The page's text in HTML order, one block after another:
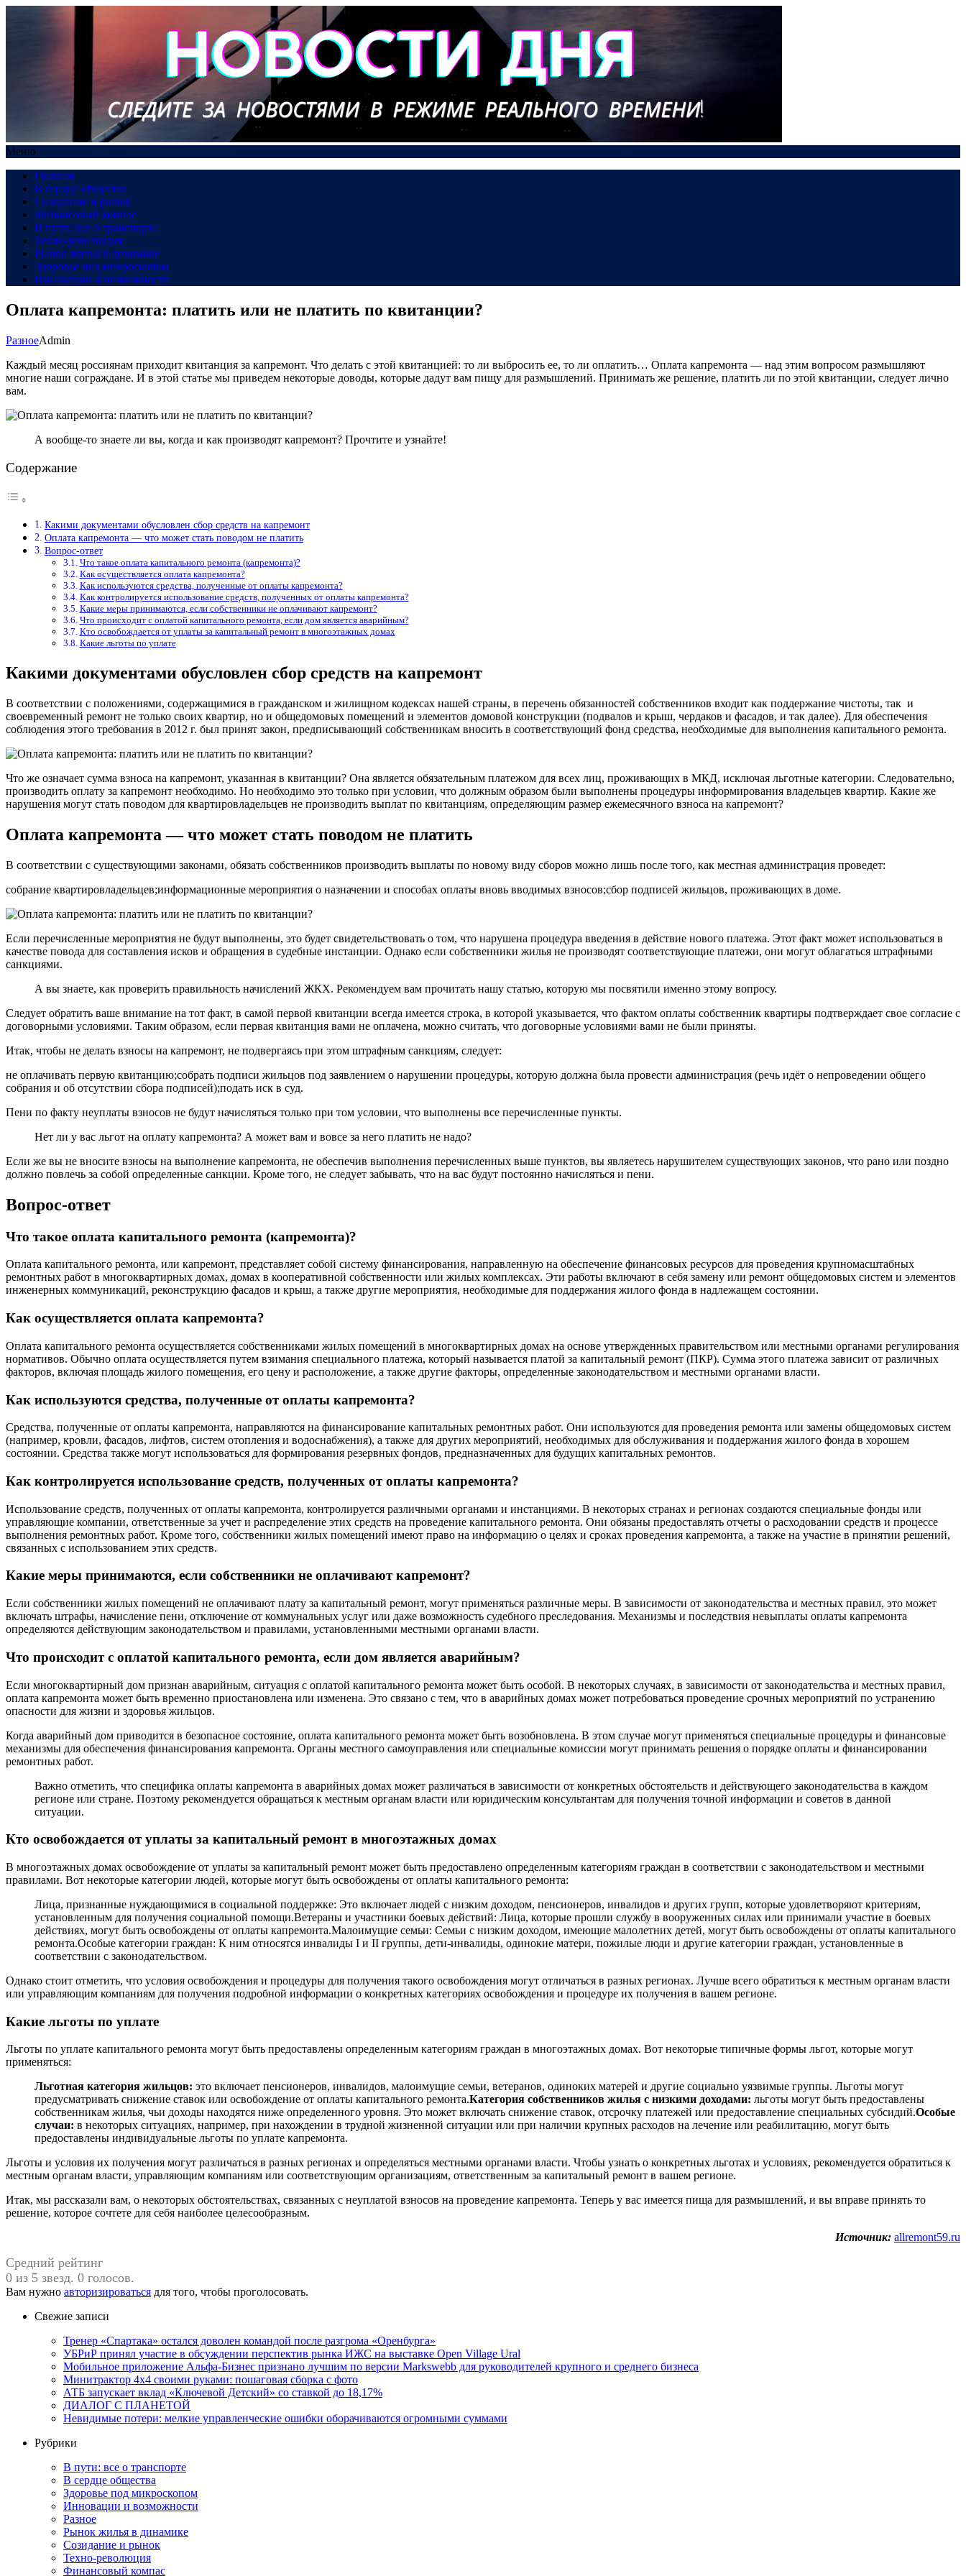
Меню
Главная
В сердце общества
Созидание и рынок
Финансовый компас
В пути: все о транспорте
Техно-революция
Рынок жилья в динамике
Здоровье под микроскопом
Инновации и возможности
Оплата капремонта: платить или не платить по квитанции?
РазноеAdmin
Каждый месяц россиянам приходит квитанция за капремонт. Что делать с этой квитанцией: то ли выбросить ее, то ли оплатить… Оплата капремонта — над этим вопросом размышляют
многие наши сограждане. И в этой статье мы приведем некоторые доводы, которые дадут вам пищу для размышлений. Принимать же решение, платить ли по этой квитанции, следует лично
вам.
А вообще-то знаете ли вы, когда и как производят капремонт? Прочтите и узнайте!
Содержание
Какими документами обусловлен сбор средств на капремонт
Оплата капремонта — что может стать поводом не платить
Вопрос-ответ
Что такое оплата капитального ремонта (капремонта)?
Как осуществляется оплата капремонта?
Как используются средства, полученные от оплаты капремонта?
Как контролируется использование средств, полученных от оплаты капремонта?
Какие меры принимаются, если собственники не оплачивают капремонт?
Что происходит с оплатой капитального ремонта, если дом является аварийным?
Кто освобождается от уплаты за капитальный ремонт в многоэтажных домах
Какие льготы по уплате
Какими документами обусловлен сбор средств на капремонт
В соответствии с положениями, содержащимися в гражданском и жилищном кодексах нашей страны, в перечень обязанностей собственников входит как поддержание чистоты, так и
своевременный ремонт не только своих квартир, но и общедомовых помещений и элементов домовой конструкции (подвалов и крыш, чердаков и фасадов, и так далее). Для обеспечения
соблюдения этого требования в 2012 г. был принят закон, предписывающий собственникам вносить в соответствующий фонд средства, необходимые для выполнения капитального ремонта.
Что же означает сумма взноса на капремонт, указанная в квитанции? Она является обязательным платежом для всех лиц, проживающих в МКД, исключая льготные категории. Следовательно,
производить оплату за капремонт необходимо. Но необходимо это только при условии, что должным образом были выполнены процедуры информирования владельцев квартир. Какие же
нарушения могут стать поводом для квартировладельцев не производить выплат по квитанциям, определяющим размер ежемесячного взноса на капремонт?
Оплата капремонта — что может стать поводом не платить
В соответствии с существующими законами, обязать собственников производить выплаты по новому виду сборов можно лишь после того, как местная администрация проведет:
собрание квартировладельцев;информационные мероприятия о назначении и способах оплаты вновь вводимых взносов;сбор подписей жильцов, проживающих в доме.
Если перечисленные мероприятия не будут выполнены, это будет свидетельствовать о том, что нарушена процедура введения в действие нового платежа. Этот факт может использоваться в
качестве повода для составления исков и обращения в судебные инстанции. Однако если собственники жилья не производят соответствующие платежи, они могут облагаться штрафными
санкциями.
А вы знаете, как проверить правильность начислений ЖКХ. Рекомендуем вам прочитать нашу статью, которую мы посвятили именно этому вопросу.
Следует обратить ваше внимание на тот факт, в самой первой квитанции всегда имеется строка, в которой указывается, что фактом оплаты собственник квартиры подтверждает свое согласие с
договорными условиями. Таким образом, если первая квитанция вами не оплачена, можно считать, что договорные условиями вами не были приняты.
Итак, чтобы не делать взносы на капремонт, не подвергаясь при этом штрафным санкциям, следует:
не оплачивать первую квитанцию;собрать подписи жильцов под заявлением о нарушении процедуры, которую должна была провести администрация (речь идёт о непроведении общего
собрания и об отсутствии сбора подписей);подать иск в суд.
Пени по факту неуплаты взносов не будут начисляться только при том условии, что выполнены все перечисленные пункты.
Нет ли у вас льгот на оплату капремонта? А может вам и вовсе за него платить не надо?
Если же вы не вносите взносы на выполнение капремонта, не обеспечив выполнения перечисленных выше пунктов, вы являетесь нарушителем существующих законов, что рано или поздно
должно повлечь за собой определенные санкции. Кроме того, не следует забывать, что на вас будут постоянно начисляться и пени.
Вопрос-ответ
Что такое оплата капитального ремонта (капремонта)?
Оплата капитального ремонта, или капремонт, представляет собой систему финансирования, направленную на обеспечение финансовых ресурсов для проведения крупномасштабных
ремонтных работ в многоквартирных домах, домах в кооперативной собственности или жилых комплексах. Эти работы включают в себя замену или ремонт общедомовых систем и элементов
инженерных коммуникаций, реконструкцию фасадов и крыш, а также другие мероприятия, необходимые для поддержания жилого фонда в надлежащем состоянии.
Как осуществляется оплата капремонта?
Оплата капитального ремонта осуществляется собственниками жилых помещений в многоквартирных домах на основе утвержденных правительством или местными органами регулирования
нормативов. Обычно оплата осуществляется путем взимания специального платежа, который называется платой за капитальный ремонт (ПКР). Сумма этого платежа зависит от различных
факторов, включая площадь жилого помещения, его цену и расположение, а также другие факторы, определенные законодательством и местными органами власти.
Как используются средства, полученные от оплаты капремонта?
Средства, полученные от оплаты капремонта, направляются на финансирование капитальных ремонтных работ. Они используются для проведения ремонта или замены общедомовых систем
(например, кровли, фасадов, лифтов, систем отопления и водоснабжения), а также для других мероприятий, необходимых для обслуживания и поддержания жилого фонда в хорошем
состоянии. Средства также могут использоваться для формирования резервных фондов, предназначенных для будущих капитальных ремонтов.
Как контролируется использование средств, полученных от оплаты капремонта?
Использование средств, полученных от оплаты капремонта, контролируется различными органами и инстанциями. В некоторых странах и регионах создаются специальные фонды или
управляющие компании, ответственные за учет и распределение этих средств на проведение капитального ремонта. Они обязаны предоставлять отчеты о расходовании средств и процессе
выполнения ремонтных работ. Кроме того, собственники жилых помещений имеют право на информацию о целях и сроках проведения капремонта, а также на участие в принятии решений,
связанных с использованием этих средств.
Какие меры принимаются, если собственники не оплачивают капремонт?
Если собственники жилых помещений не оплачивают плату за капитальный ремонт, могут применяться различные меры. В зависимости от законодательства и местных правил, это может
включать штрафы, начисление пени, отключение от коммунальных услуг или даже возможность судебного преследования. Механизмы и последствия невыплаты оплаты капремонта
определяются действующим законодательством и правилами, установленными местными органами власти.
Что происходит с оплатой капитального ремонта, если дом является аварийным?
Если многоквартирный дом признан аварийным, ситуация с оплатой капитального ремонта может быть особой. В некоторых случаях, в зависимости от законодательства и местных правил,
оплата капремонта может быть временно приостановлена или изменена. Это связано с тем, что в аварийных домах может потребоваться проведение срочных мероприятий по устранению
опасности для жизни и здоровья жильцов.
Когда аварийный дом приводится в безопасное состояние, оплата капитального ремонта может быть возобновлена. В этом случае могут применяться специальные процедуры и финансовые
механизмы для обеспечения финансирования капремонта. Органы местного самоуправления или специальные комиссии могут принимать решения о порядке оплаты и финансировании
ремонтных работ.
Важно отметить, что специфика оплаты капремонта в аварийных домах может различаться в зависимости от конкретных обстоятельств и действующего законодательства в каждом
регионе или стране. Поэтому рекомендуется обращаться к местным органам власти или юридическим консультантам для получения точной информации и советов в данной
ситуации.
Кто освобождается от уплаты за капитальный ремонт в многоэтажных домах
В многоэтажных домах освобождение от уплаты за капитальный ремонт может быть предоставлено определенным категориям граждан в соответствии с законодательством и местными
правилами. Вот некоторые категории людей, которые могут быть освобождены от оплаты капитального ремонта:
Лица, признанные нуждающимися в социальной поддержке: Это включает людей с низким доходом, пенсионеров, инвалидов и других групп, которые удовлетворяют критериям,
установленным для получения социальной помощи.Ветераны и участники боевых действий: Лица, которые прошли службу в вооруженных силах или принимали участие в боевых
действиях, могут быть освобождены от оплаты капремонта.Малоимущие семьи: Семьи с низким доходом, имеющие малолетних детей, могут быть освобождены от оплаты капитального
ремонта.Особые категории граждан: К ним относятся инвалиды I и II группы, дети-инвалиды, одинокие матери, пожилые люди и другие категории граждан, установленные в
соответствии с законодательством.
Однако стоит отметить, что условия освобождения и процедуры для получения такого освобождения могут отличаться в разных регионах. Лучше всего обратиться к местным органам власти
или управляющим компаниям для получения подробной информации о конкретных категориях освобождения и процедуре их получения в вашем регионе.
Какие льготы по уплате
Льготы по уплате капитального ремонта могут быть предоставлены определенным категориям граждан в многоэтажных домах. Вот некоторые типичные формы льгот, которые могут
применяться:
Льготная категория жильцов: это включает пенсионеров, инвалидов, малоимущие семьи, ветеранов, одиноких матерей и другие социально уязвимые группы. Льготы могут
предусматривать снижение ставок или освобождение от оплаты капитального ремонта.Категория собственников жилья с низкими доходами: льготы могут быть предоставлены
собственникам жилья, чьи доходы находятся ниже определенного уровня. Это может включать снижение ставок, отсрочку платежей или предоставление специальных субсидий.Особые
случаи: в некоторых ситуациях, например, при нахождении в трудной жизненной ситуации или при наличии крупных расходов на лечение или реабилитацию, могут быть
предоставлены индивидуальные льготы по уплате капремонта.
Льготы и условия их получения могут различаться в разных регионах и определяться местными органами власти. Чтобы узнать о конкретных льготах и условиях, рекомендуется обратиться к
местным органам власти, управляющим компаниям или соответствующим организациям, ответственным за капитальный ремонт в вашем регионе.
Итак, мы рассказали вам, о некоторых обстоятельствах, связанных с неуплатой взносов на проведение капремонта. Теперь у вас имеется пища для размышлений, и вы вправе принять то
решение, которое сочтете для себя наиболее целесообразным.
Источник: allremont59.ru
Средний рейтинг
0 из 5 звезд. 0 голосов.
Вам нужно авторизироваться для того, чтобы проголосовать.
Свежие записи
Тренер «Спартака» остался доволен командой после разгрома «Оренбурга»
УБРиР принял участие в обсуждении перспектив рынка ИЖС на выставке Open Village Ural
Мобильное приложение Альфа-Бизнес признано лучшим по версии Markswebb для руководителей крупного и среднего бизнеса
Минитрактор 4х4 своими руками: пошаговая сборка с фото
АТБ запускает вклад «Ключевой Детский» со ставкой до 18,17%
ДИАЛОГ С ПЛАНЕТОЙ
Невидимые потери: мелкие управленческие ошибки оборачиваются огромными суммами
Рубрики
В пути: все о транспорте
В сердце общества
Здоровье под микроскопом
Инновации и возможности
Разное
Рынок жилья в динамике
Созидание и рынок
Техно-революция
Финансовый компас